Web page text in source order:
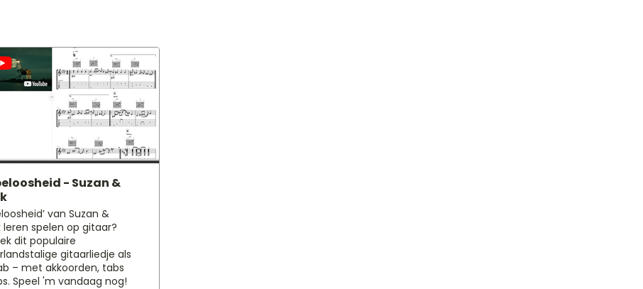
- Suzan &
van Suzan &
leren spelen op gitaar?
dit populaire
gitaarliedje als
– met akkoorden, tabs
Speel 'm vandaag nog!